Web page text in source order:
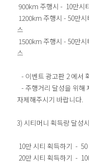
900km 주행시 - 10만시
1200km 주행시 - 50만
스
1500km 주행시 - 50만
스
- 이벤트 광고판 2 에서
- 주행거리 달성을 위해
자제해주시기 바랍니다.
3) 시티머니 획득량 달성
10만 시티 획득하기 -
20만 시티 획득하기 -